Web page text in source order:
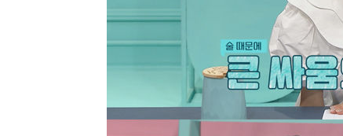
외신들도 주목한 韓축구 파문…"국민적 공분에 수사 재개"
11시간 압수수색에 성접대 파문까지…'쑥대밭' 된 축구협회
[속보]규제합리화위원회 부위원장에 김태유 서울대 공대